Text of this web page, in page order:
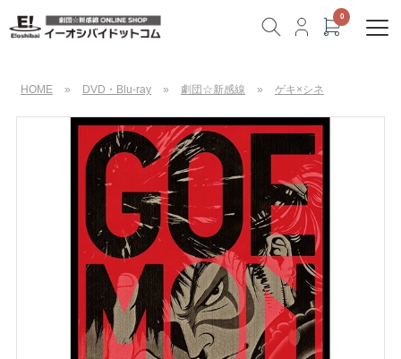
HOME » DVD・Blu-ray » 劇団☆新感線 » ゲキ×シネ